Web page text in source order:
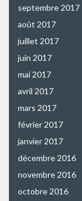
septembre 2017
août 2017
juillet 2017
juin 2017
mai 2017
avril 2017
mars 2017
février 2017
janvier 2017
décembre 2016
novembre 2016
octobre 2016